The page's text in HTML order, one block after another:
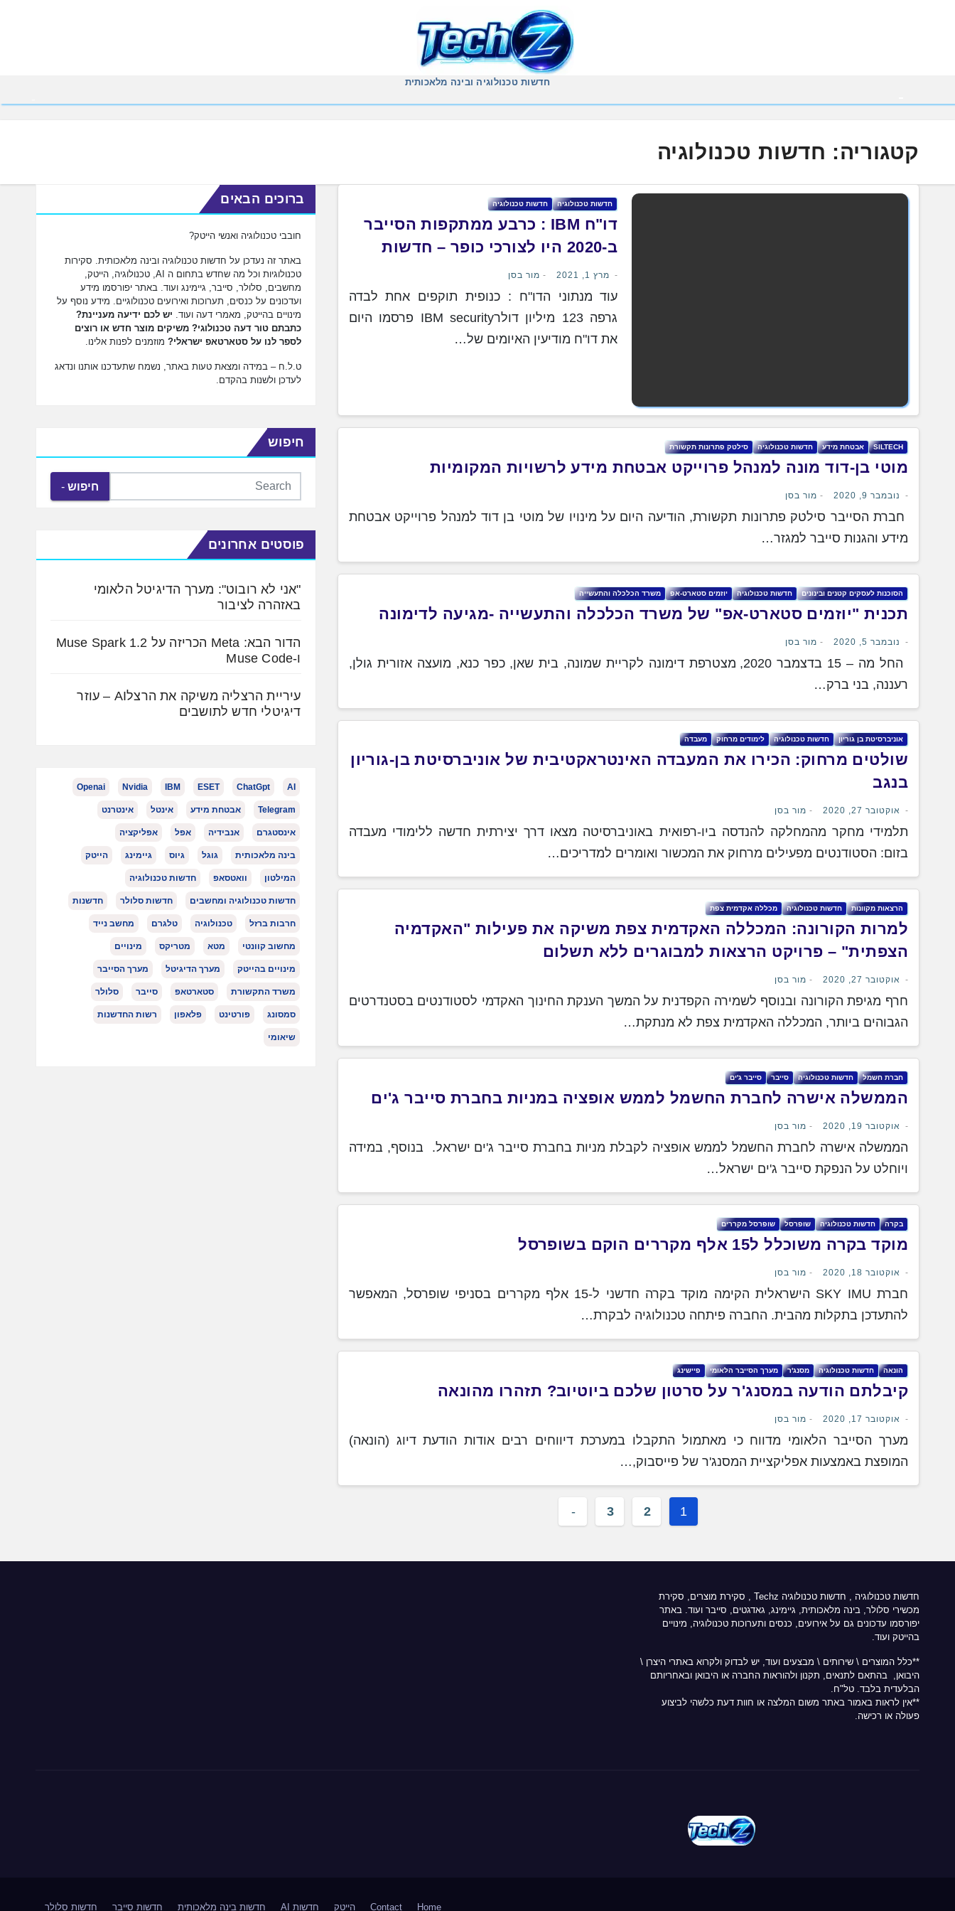
חדשות טכנולוגיה ובינה מלאכותית
קטגוריה: חדשות טכנולוגיה
חדשות טכנולוגיה חדשות טכנולוגיה
דו"ח IBM : כרבע ממתקפות הסייבר
ב-2020 היו לצורכי כופר – חדשות
הסייבר
מרץ 1, 2021 מור בסן
עוד מנתוני הדו"ח : כנופית תוקפים אחת לבדה
גרפה 123 מיליון דולרIBM security פרסמו היום
את דו"ח מודיעין האיומים של…
SILTECH אבטחת מידע חדשות טכנולוגיה סילטק פתרונות תקשורת
מוטי בן-דוד מונה למנהל פרוייקט אבטחת מידע לרשויות המקומיות
נובמבר 9, 2020 מור בסן
חברת הסייבר סילטק פתרונות תקשורת, הודיעה היום על מינויו של מוטי בן דוד למנהל פרוייקט אבטחת
מידע והגנות סייבר למגזר…
הסוכנות לעסקים קטנים ובינונים חדשות טכנולוגיה יוזמים סטארט-אפ משרד הכלכלה והתעשייה
תכנית "יוזמים סטארט-אפ" של משרד הכלכלה והתעשייה -מגיעה לדימונה
נובמבר 5, 2020 מור בסן
החל מה – 15 בדצמבר 2020, מצטרפת דימונה לקריית שמונה, בית שאן, כפר כנא, מועצה אזורית גולן,
רעננה, בני ברק…
אוניברסיטת בן גוריון חדשות טכנולוגיה לימודים מרחוק מעבדה
שולטים מרחוק: הכירו את המעבדה האינטראקטיבית של אוניברסיטת בן-גוריון
בנגב
אוקטובר 27, 2020 מור בסן
תלמידי מחקר מהמחלקה להנדסה ביו-רפואית באוניברסיטה מצאו דרך יצירתית חדשה ללימודי מעבדה
בזום: הסטודנטים מפעילים מרחוק את המכשור ואומרים למדריכים…
הרצאות מקוונות חדשות טכנולוגיה מכללה אקדמית צפת
למרות הקורונה: המכללה האקדמית צפת משיקה את פעילות "האקדמיה
הצפתית" – פרויקט הרצאות למבוגרים ללא תשלום
אוקטובר 27, 2020 מור בסן
חרף מגיפת הקורונה ובנוסף לשמירה הקפדנית על המשך הענקת החינוך האקדמי לסטודנטים בסטנדרטים
הגבוהים ביותר, המכללה האקדמית צפת לא מנתקת…
חברת חשמל חדשות טכנולוגיה סייבר סייבר ג'ים
הממשלה אישרה לחברת החשמל לממש אופציה במניות בחברת סייבר ג'ים
אוקטובר 19, 2020 מור בסן
הממשלה אישרה לחברת החשמל לממש אופציה לקבלת מניות בחברת סייבר ג'ים ישראל. בנוסף, במידה
ויוחלט על הנפקת סייבר ג'ים ישראל…
בקרה חדשות טכנולוגיה שופרסל שופרסל מקררים
מוקד בקרה משוכלל ל15 אלף מקררים הוקם בשופרסל
אוקטובר 18, 2020 מור בסן
חברת SKY IMU הישראלית הקימה מוקד בקרה חדשני ל-15 אלף מקררים בסניפי שופרסל, המאפשר
להתעדכן בתקלות מהבית. החברה פיתחה טכנולוגיה לבקרת…
הונאה חדשות טכנולוגיה מסנג'ר מערך הסייבר הלאומי פיישינג
קיבלתם הודעה במסנג'ר על סרטון שלכם ביוטיוב? תזהרו מהונאה
אוקטובר 17, 2020 מור בסן
מערך הסייבר הלאומי מדווח כי מאתמול התקבלו במערכת דיווחים רבים אודות הודעת דיוג (הונאה)
המופצת באמצעות אפליקציית המסנג'ר של פייסבוק,…
Posts
pagination
1
2
3
ברוכים הבאים
חובבי טכנולוגיה ואנשי הייטק?
באתר זה נעדכן על חדשות טכנולוגיה ובינה מלאכותית. סקירות
טכנולוגיות וכל מה שחדש בתחום ה AI, טכנולוגיה, הייטק,
מחשבים, סלולר, סייבר, גיימינג ועוד. באתר יפורסמו מידע
ועדכונים על כנסים, תערוכות ואירועים טכנולוגיים. מידע נוסף על
מינויים בהייטק, מאמרי דעה ועוד. יש לכם ידיעה מעניינת?
כתבתם טור דעה טכנולוגי? משיקים מוצר חדש או רוצים
לספר לנו על סטארטאפ ישראלי? מוזמנים לפנות אלינו.
ט.ל.ח – במידה ומצאת טעות באתר, נשמח שתעדכנו אותנו ונדאג
לעדכן ולשנות בהקדם.
חיפוש
חיפוש
פוסטים אחרונים
"אני לא רובוט": מערך הדיגיטל הלאומי
באזהרה לציבור
הדור הבא: Meta הכריזה על Muse Spark 1.2
ו-Muse Code
עיריית הרצליה משיקה את הרצלAI – עוזר
דיגיטלי חדש לתושבים
AI
ChatGpt
ESET
IBM
Nvidia
Openai
Telegram אבטחת מידע אינטל אינטרנט
אינסטגרם אנבידיה אפל אפליקציה
בינה מלאכותית גוגל גיוס גיימינג הייטק
המילטון וואטסאפ חדשות טכנולוגיה
חדשות טכנולוגיה ומחשבים חדשות סלולר חדשנות
חרבות ברזל טכנולוגיה טלגרם מחשב נייד
מחשוב קוונטי מטא מטריקס מינויים
מינויים בהייטק מערך הדיגיטל מערך הסייבר
משרד התקשורת סטארטאפ סייבר סלולר
סמסונג פורטינט פלאפון רשות החדשנות
שיאומי
חדשות טכנולוגיה חדשות טכנולוגיה Techz
, סקירת מוצרים, סקירת
מכשירי סלולר, בינה מלאכותית, גיימינג, גאדגטים, סייבר ועוד. באתר
יפורסמו עדכונים גם על אירועים, כנסים ותערוכות טכנולוגיה, מינויים
בהייטק ועוד.
**כלל המוצרים \ שירותים \ מבצעים ועוד, יש לבדוק ולקרוא באתרי היצרן \
היבואן, בהתאם לתנאים, תקנון ולהוראות החברה או היבואן ובאחריותם
הבלעדית בלבד. טל"ח.
**אין לראות באמור באתר משום המלצה או חוות דעת כלשהי לביצוע
פעולה או רכישה.
Home
Contact הייטק חדשות AI חדשות בינה מלאכותית חדשות סייבר חדשות סלולר